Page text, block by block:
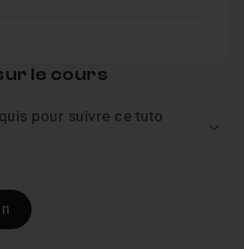
le cours
pour suivre ce tuto